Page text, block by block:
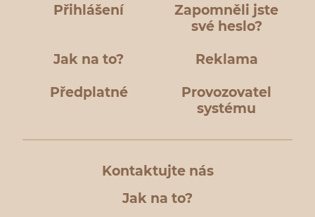
Přihlášení
Zapomněli jste
své heslo?
Jak na to? Reklama
Předplatné
Provozovatel
systému
Kontaktujte nás
Jak na to?